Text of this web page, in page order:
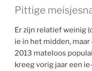
Pittige
Er zijn relatief weinig
ie in het midden,
2013 mateloos
kreeg vorig jaar een